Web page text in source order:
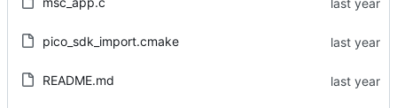
pico_sdk_import.cmake
README.md